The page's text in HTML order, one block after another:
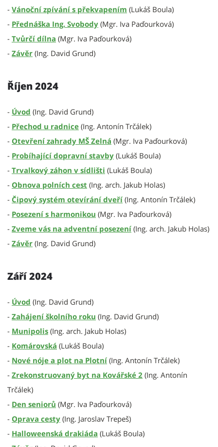
- Vánoční zpívání s překvapením (Lukáš Boula)
- Přednáška Ing. Svobody (Mgr. Iva Paďourková)
- Tvůrčí dílna (Mgr. Iva Paďourková)
- Závěr (Ing. David Grund)
Říjen 2024
- Úvod (Ing. David Grund)
- Přechod u radnice (Ing. Antonín Trčálek)
- Otevření zahrady MŠ Zelná (Mgr. Iva Paďourková)
- Probíhající dopravní stavby (Lukáš Boula)
- Trvalkový záhon v sídlišti (Lukáš Boula)
- Obnova polních cest (Ing. arch. Jakub Holas)
- Čipový systém otevírání dveří (Ing. Antonín Trčálek)
- Posezení s harmonikou (Mgr. Iva Paďourková)
- Zveme vás na adventní posezení (Ing. arch. Jakub Holas)
- Závěr (Ing. David Grund)
Září 2024
- Úvod (Ing. David Grund)
- Zahájení školního roku (Ing. David Grund)
- Munipolis (Ing. arch. Jakub Holas)
- Komárovská (Lukáš Boula)
- Nové nóje a plot na Plotní (Ing. Antonín Trčálek)
- Zrekonstruovaný byt na Kovářské 2 (Ing. Antonín
Trčálek)
- Den seniorů (Mgr. Iva Paďourková)
- Oprava cesty (Ing. Jaroslav Trepeš)
- Halloweenská drakiáda (Lukáš Boula)